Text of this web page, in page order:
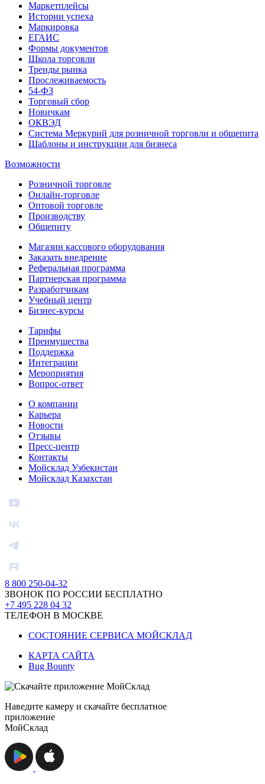
Маркетплейсы
Истории успеха
Маркировка
ЕГАИС
Формы документов
Школа торговли
Тренды рынка
Прослеживаемость
54-ФЗ
Торговый сбор
Новичкам
ОКВЭД
Система Меркурий для розничной торговли и общепита
Шаблоны и инструкции для бизнеса
Возможности
Розничной торговле
Онлайн-торговле
Оптовой торговле
Производству
Общепиту
Магазин кассового оборудования
Заказать внедрение
Реферальная программа
Партнерская программа
Разработчикам
Учебный центр
Бизнес‑курсы
Тарифы
Преимущества
Поддержка
Интеграции
Мероприятия
Вопрос-ответ
О компании
Карьера
Новости
Отзывы
Пресс-центр
Контакты
Мойсклад Узбекистан
Мойсклад Казахстан
8 800 250-04-32
ЗВОНОК ПО РОССИИ БЕСПЛАТНО
+7 495 228 04 32
ТЕЛЕФОН В МОСКВЕ
СОСТОЯНИЕ СЕРВИСА МОЙСКЛАД
КАРТА САЙТА
Bug Bounty
Наведите камеру и скачайте бесплатное
приложение
МойСклад